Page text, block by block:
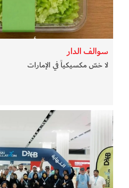
سوالف الدار
لا خسّ مكسيكياً في الإمارات